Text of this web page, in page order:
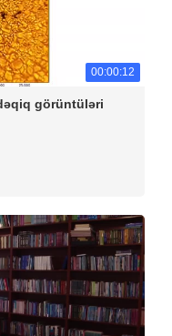
00:00:12
görüntüləri